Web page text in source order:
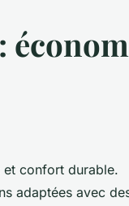
et confort durable.
adaptées avec